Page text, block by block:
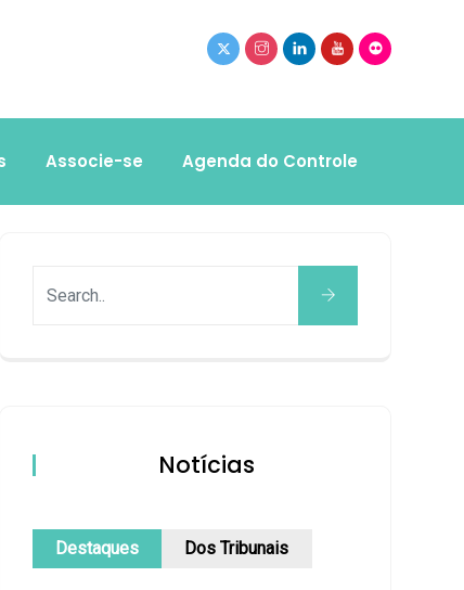
Associe-se Agenda do Controle
Notícias
Destaques Dos Tribunais